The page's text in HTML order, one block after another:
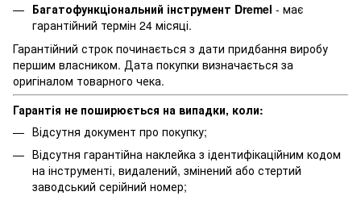
Багатофункціональний інструмент Dremel - має
гарантійний термін 24 місяці.
Гарантійний строк починається з дати придбання виробу
першим власником. Дата покупки визначається за
оригіналом товарного чека.
Гарантія не поширюється на випадки, коли:
Відсутня документ про покупку;
Відсутня гарантійна наклейка з ідентифікаційним кодом
на інструменті, видалений, змінений або стертий
заводський серійний номер;